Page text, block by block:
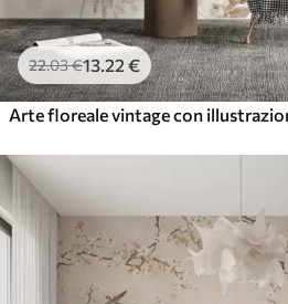
22.03€13 .22 €